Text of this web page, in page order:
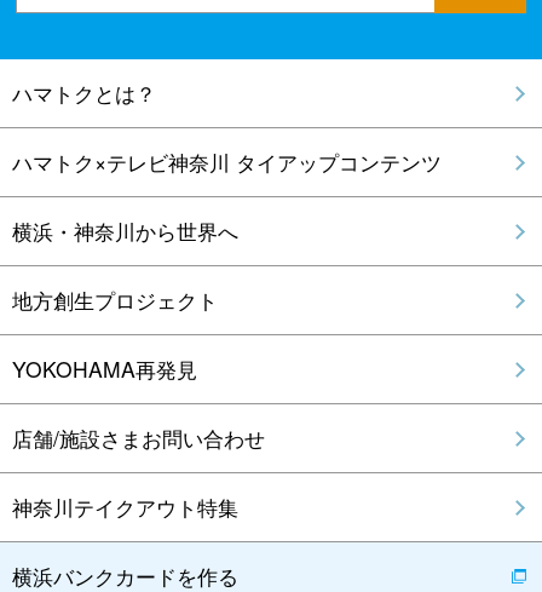
ハマトクとは？
ハマトク×テレビ神奈川 タイアップコンテンツ
横浜・神奈川から世界へ
地方創生プロジェクト
YOKOHAMA再発見
店舗/施設さまお問い合わせ
神奈川テイクアウト特集
横浜バンクカードを作る